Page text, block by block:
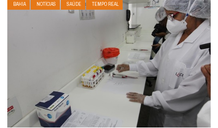
BAHIA NOTÍCIAS SAÚDE TEMPO REAL